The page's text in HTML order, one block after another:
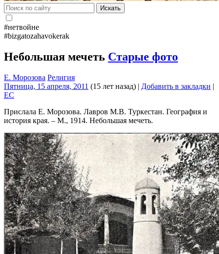
Искать
#нетвойне
#bizgatozahavokerak
Небольшая мечеть Старые фото
Е. Морозова Религия
Пятница, 15 апреля, 2011 (15 лет назад) | Добавить в закладки |
EC
Прислала Е. Морозова. Лавров М.В. Туркестан. География и
история края. – М., 1914. Небольшая мечеть.